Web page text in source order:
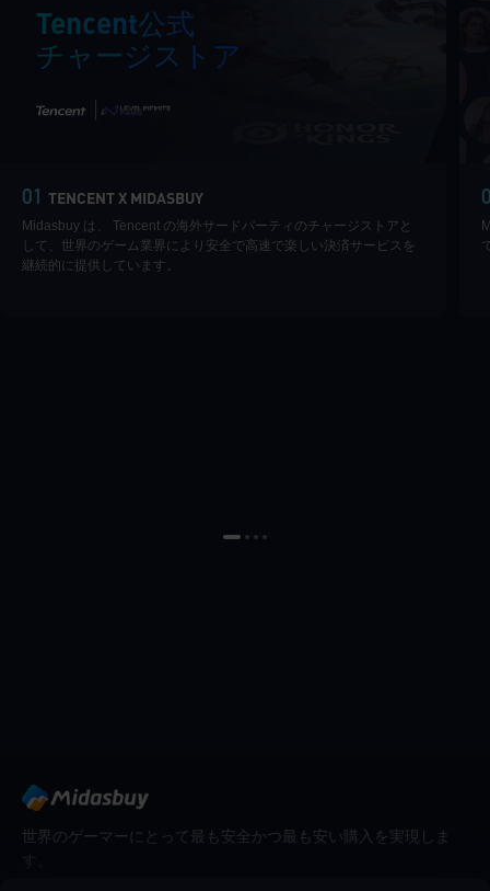
Tencent公式
チャージストア
01 TENCENT X MIDASBUY
Midasbuy は、 Tencent の海外サードパーティのチャージストアと
して、世界のゲーム業界により安全で高速で楽しい決済サービスを
継続的に提供しています。
世界のゲーマーにとって最も安全かつ最も安い購入を実現しま